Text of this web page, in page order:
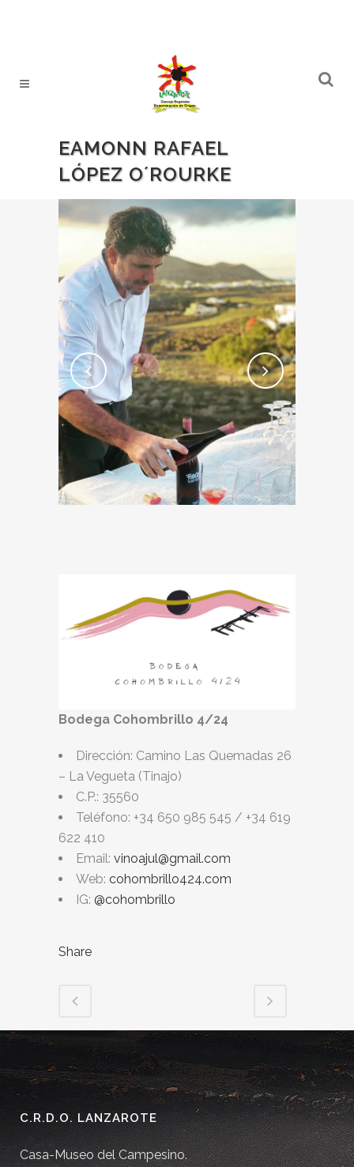
EAMONN RAFAEL
LÓPEZ O´ROURKE
Bodega Cohombrillo 4/24
Dirección: Camino Las Quemadas 26
– La Vegueta (Tinajo)
C.P.: 35560
Teléfono: +34 650 985 545 / +34 619
622 410
Email: vinoajul@gmail.com
Web: cohombrillo424.com
IG: @cohombrillo
Share
C.R.D.O. LANZAROTE
Casa-Museo del Campesino.